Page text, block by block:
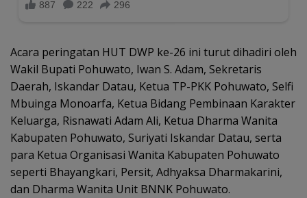
Acara peringatan HUT DWP ke-26 ini turut dihadiri oleh
Wakil Bupati Pohuwato, Iwan S. Adam, Sekretaris
Daerah, Iskandar Datau, Ketua TP-PKK Pohuwato, Selfi
Mbuinga Monoarfa, Ketua Bidang Pembinaan Karakter
Keluarga, Risnawati Adam Ali, Ketua Dharma Wanita
Kabupaten Pohuwato, Suriyati Iskandar Datau, serta
para Ketua Organisasi Wanita Kabupaten Pohuwato
seperti Bhayangkari, Persit, Adhyaksa Dharmakarini,
dan Dharma Wanita Unit BNNK Pohuwato.